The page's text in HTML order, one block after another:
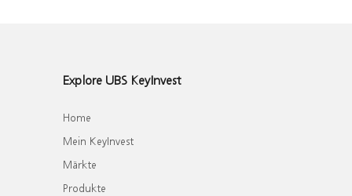
Explore UBS KeyInvest
Home
Mein KeyInvest
Märkte
Produkte